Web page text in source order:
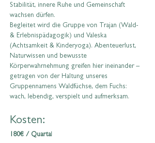
Stabilität, innere Ruhe und Gemeinschaft
wachsen dürfen.
Begleitet wird die Gruppe von Trajan (Wald-
& Erlebnispädagogik) und Valeska
(Achtsamkeit & Kinderyoga). Abenteuerlust,
Naturwissen und bewusste
Körperwahrnehmung greifen hier ineinander –
getragen von der Haltung unseres
Gruppennamens Waldfüchse, dem Fuchs:
wach, lebendig, verspielt und aufmerksam.
Kosten:
180€ / Quartal